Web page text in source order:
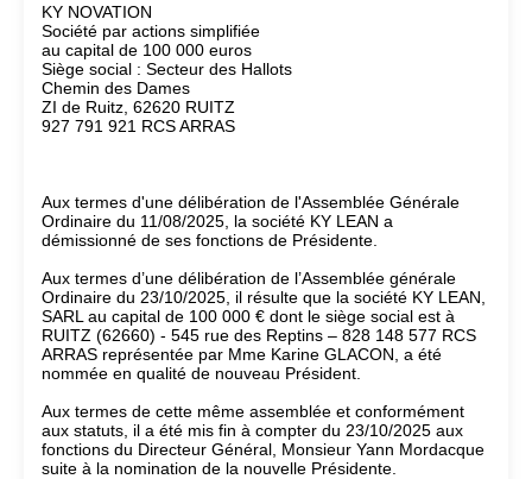
KY NOVATION
Société par actions simplifiée
au capital de 100 000 euros
Siège social : Secteur des Hallots
Chemin des Dames
ZI de Ruitz, 62620 RUITZ
927 791 921 RCS ARRAS
Aux termes d'une délibération de l'Assemblée Générale
Ordinaire du 11/08/2025, la société KY LEAN a
démissionné de ses fonctions de Présidente.
Aux termes d’une délibération de l’Assemblée générale
Ordinaire du 23/10/2025, il résulte que la société KY LEAN,
SARL au capital de 100 000 € dont le siège social est à
RUITZ (62660) - 545 rue des Reptins – 828 148 577 RCS
ARRAS représentée par Mme Karine GLACON, a été
nommée en qualité de nouveau Président.
Aux termes de cette même assemblée et conformément
aux statuts, il a été mis fin à compter du 23/10/2025 aux
fonctions du Directeur Général, Monsieur Yann Mordacque
suite à la nomination de la nouvelle Présidente.